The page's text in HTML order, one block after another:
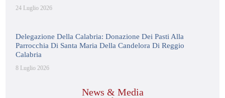
24 Luglio 2026
Delegazione Della Calabria: Donazione Dei Pasti Alla
Parrocchia Di Santa Maria Della Candelora Di Reggio
Calabria
8 Luglio 2026
News & Media